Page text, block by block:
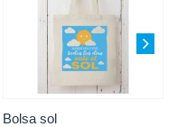
Bolsa sol